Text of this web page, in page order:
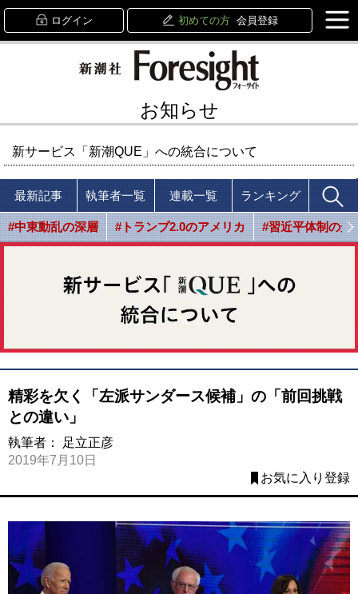
ログイン 初めての方 会員登録
お知らせ
新サービス「新潮QUE」への統合について
最新記事 執筆者一覧 連載一覧 ランキング
#中東動乱の深層 #トランプ2.0のアメリカ #習近平体制の光
精彩を欠く「左派サンダース候補」の「前回挑戦
との違い」
執筆者：
足立正彦
2019年7月10日
お気に入り登録